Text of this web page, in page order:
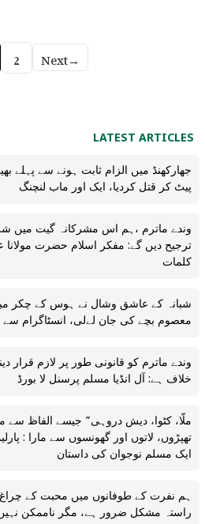
2 Next→
LATEST ARTICLES
جھارکھنڈ میں الزام ثابت ہونے سے
پیٹ کر قتل کردیا، ایک اور ماب لنچنگ
وندے ماترم ،ہم اس مشرکانہ گیت میں
ترجیح دیں گے: مفکر اسلام حضرت مولانا
کلمات
شبانہ کے عاشق وشال نے ہوس کے چکر
معصوم بچے کی جان لےلی، انسٹاگرام
وندے ماترم کو قانونی طور پر لازم قرار
خلاف ہے: آل انڈیا مسلم پرسنل لا بورڈ
تھپڑوں، لاتوں اور گھونسوں سے مارا :
ایک مسلم نوجوان کی داستان
ہم نفرت کے طوفانوں میں محبت کے چراغ
راستہ مشکل ضرور ہے، مگر ناممکن